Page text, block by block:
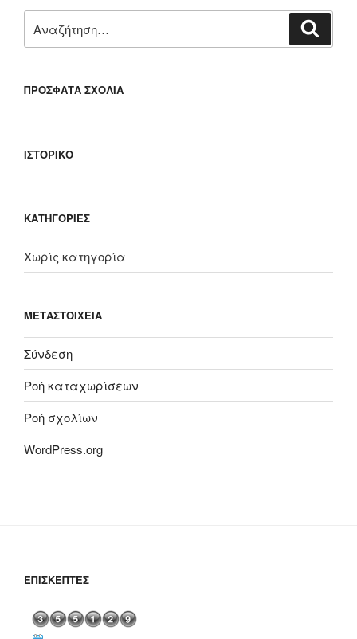
για:
ΠΡΌΣΦΑΤΑ ΣΧΌΛΙΑ
ΙΣΤΟΡΙΚΌ
KΑΤΗΓΟΡΊΕΣ
Χωρίς κατηγορία
ΜΕΤΑΣΤΟΙΧΕΊΑ
Σύνδεση
Ροή καταχωρίσεων
Ροή σχολίων
WordPress.org
ΕΠΙΣΚΈΠΤΕΣ